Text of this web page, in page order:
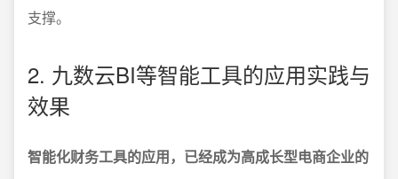
支撑。
2. 九数云BI等智能工具的应用实践与
效果
智能化财务工具的应用，已经成为高成长型电商企业的